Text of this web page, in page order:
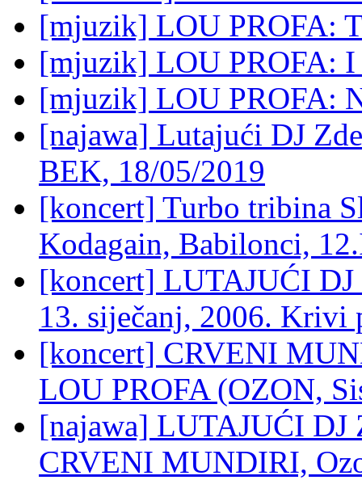
[mjuzik] LOU PROFA:
[mjuzik] LOU PROFA:
[mjuzik] LOU PROFA:
[najawa] Lutajući DJ
BEK, 18/05/2019
[koncert] Turbo tribina
Kodagain, Babilonci,
[koncert] LUTAJUĆI
13. siječanj, 2006. Krivi
[koncert] CRVENI
LOU PROFA (OZON,
[najawa] LUTAJUĆI
CRVENI MUNDIRI,